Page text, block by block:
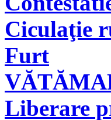
Ciculaţie
Furt
Liberare